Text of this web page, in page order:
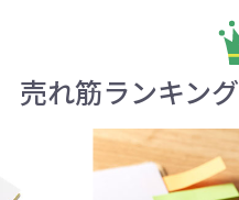
売れ筋ランキング